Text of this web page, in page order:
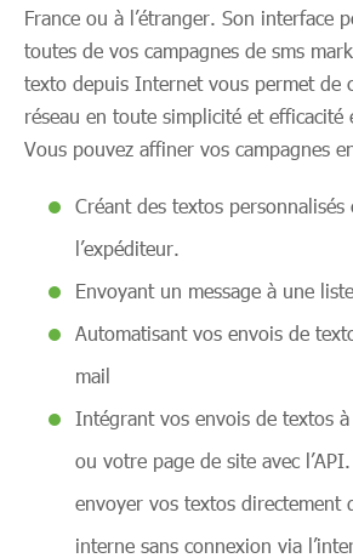
France ou à l’étranger. Son interface
toutes de vos campagnes de sms
texto depuis Internet vous permet de
réseau en toute simplicité et efficacité
Vous pouvez affiner vos campagnes
Créant des textos
l’expéditeur.
Envoyant un message à une
Automatisant vos envois de
mail
Intégrant vos envois de textos
ou votre page de site avec
envoyer vos textos directement
interne sans connexion via